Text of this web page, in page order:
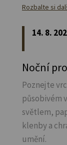
Rozbalte si
14. 8.
Noční
Poznejte
působivém
světlem,
klenby a
umění.